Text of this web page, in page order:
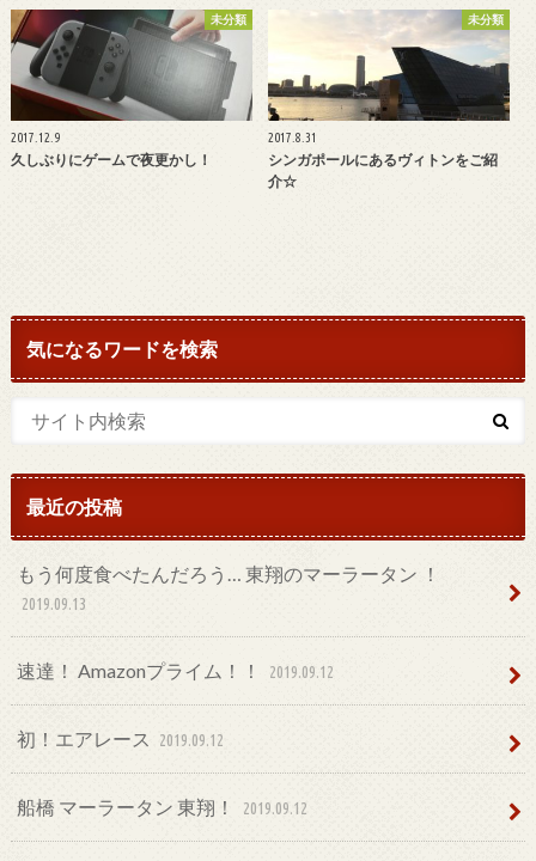
未分類
2017.12.9
久しぶりにゲームで夜更かし！
未分類
2017.8.31
シンガポールにあるヴィトンをご紹
介☆
気になるワードを検索
最近の投稿
もう何度食べたんだろう… 東翔のマーラータン ！
2019.09.13
速達！ Amazonプライム！！ 2019.09.12
初！エアレース 2019.09.12
船橋 マーラータン 東翔！ 2019.09.12